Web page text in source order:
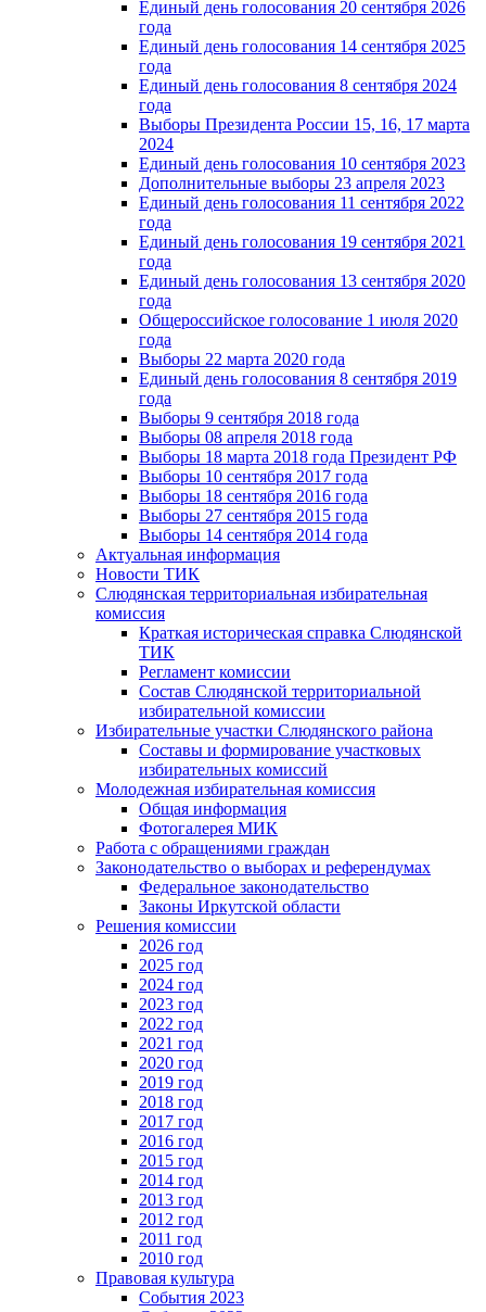
Единый день голосования 20 сентября 2026
года
Единый день голосования 14 сентября 2025
года
Единый день голосования 8 сентября 2024
года
Выборы Президента России 15, 16, 17 марта
2024
Единый день голосования 10 сентября 2023
Дополнительные выборы 23 апреля 2023
Единый день голосования 11 сентября 2022
года
Единый день голосования 19 сентября 2021
года
Единый день голосования 13 сентября 2020
года
Общероссийское голосование 1 июля 2020
года
Выборы 22 марта 2020 года
Единый день голосования 8 сентября 2019
года
Выборы 9 сентября 2018 года
Выборы 08 апреля 2018 года
Выборы 18 марта 2018 года Президент РФ
Выборы 10 сентября 2017 года
Выборы 18 сентября 2016 года
Выборы 27 сентября 2015 года
Выборы 14 сентября 2014 года
Актуальная информация
Новости ТИК
Слюдянская территориальная избирательная
комиссия
Краткая историческая справка Слюдянской
ТИК
Регламент комиссии
Состав Слюдянской территориальной
избирательной комиссии
Избирательные участки Слюдянского района
Составы и формирование участковых
избирательных комиссий
Молодежная избирательная комиссия
Общая информация
Фотогалерея МИК
Работа с обращениями граждан
Законодательство о выборах и референдумах
Федеральное законодательство
Законы Иркутской области
Решения комиссии
2026 год
2025 год
2024 год
2023 год
2022 год
2021 год
2020 год
2019 год
2018 год
2017 год
2016 год
2015 год
2014 год
2013 год
2012 год
2011 год
2010 год
Правовая культура
События 2023